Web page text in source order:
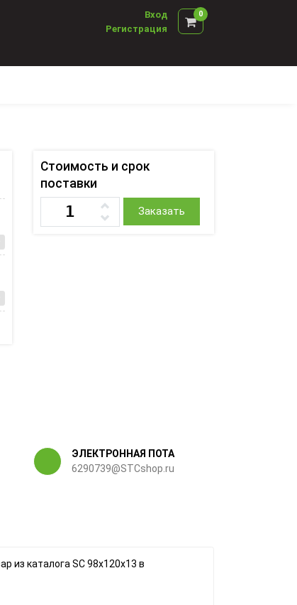
Вход
Регистрация
0
Стоимость и срок
поставки
Заказать
ЭЛЕКТРОННАЯ ПОТА
6290739@STCshop.ru